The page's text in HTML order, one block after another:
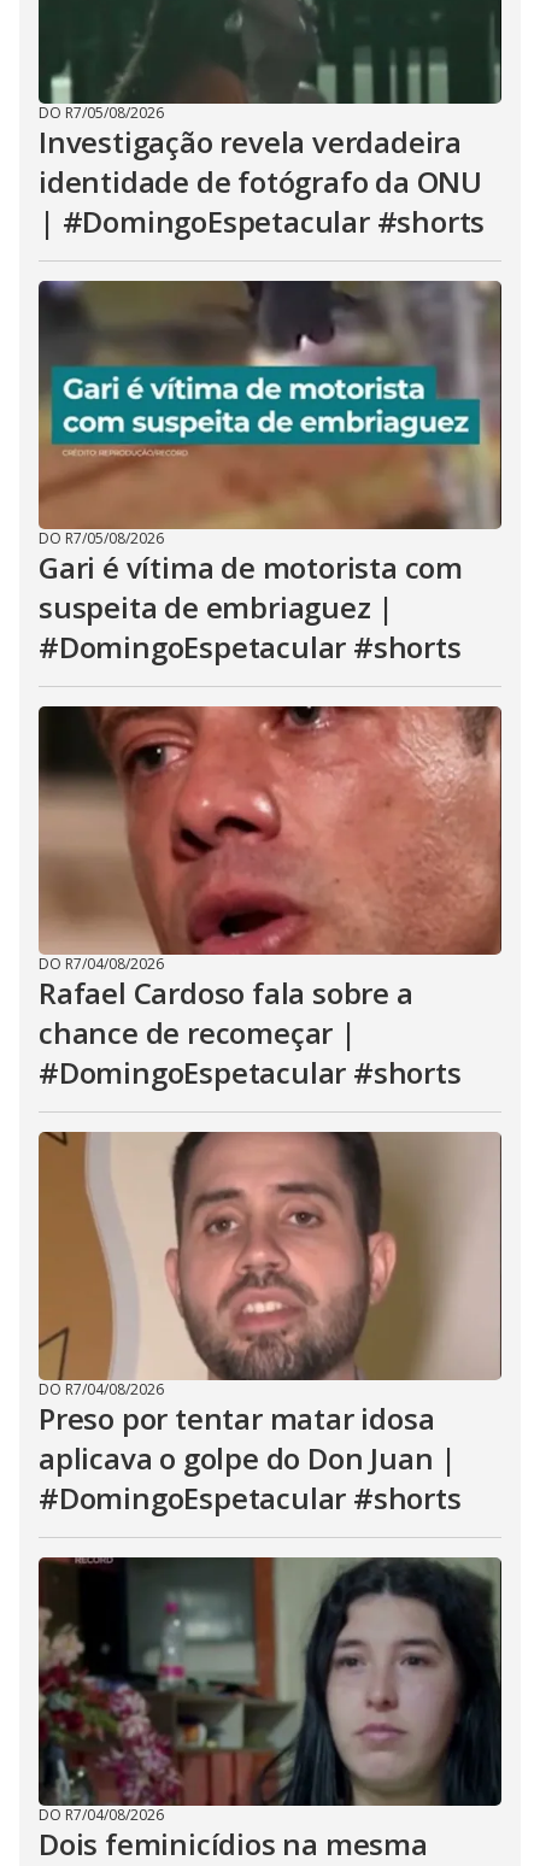
DO R7/05/08/2026
Investigação revela verdadeira
identidade de fotógrafo da ONU
| #DomingoEspetacular #shorts
DO R7/05/08/2026
Gari é vítima de motorista com
suspeita de embriaguez |
#DomingoEspetacular #shorts
DO R7/04/08/2026
Rafael Cardoso fala sobre a
chance de recomeçar |
#DomingoEspetacular #shorts
DO R7/04/08/2026
Preso por tentar matar idosa
aplicava o golpe do Don Juan |
#DomingoEspetacular #shorts
DO R7/04/08/2026
Dois feminicídios na mesma